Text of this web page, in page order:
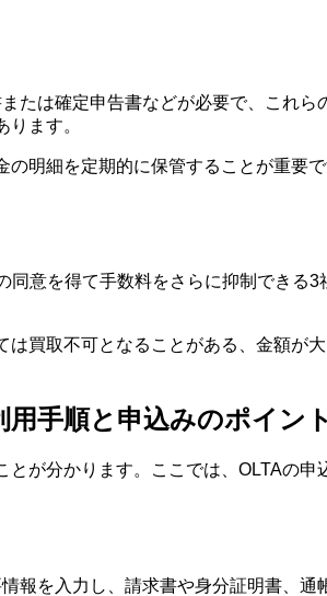
たは確定申告書などが必要で、これ
ます。
明細を定期的に保管することが重要
意を得て手数料をさらに抑制できる
買取不可となることがある、金額が
手順と申込みのポイント
が分かります。ここでは、OLTAの
報を入力し、請求書や身分証明書、